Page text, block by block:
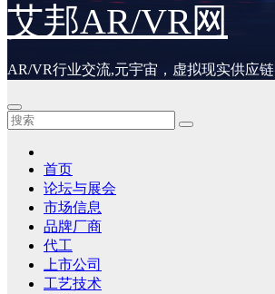
艾邦AR/VR网
AR/VR行业交流,元宇宙，虚拟现实供应链
首页
论坛与展会
市场信息
品牌厂商
代工
上市公司
工艺技术